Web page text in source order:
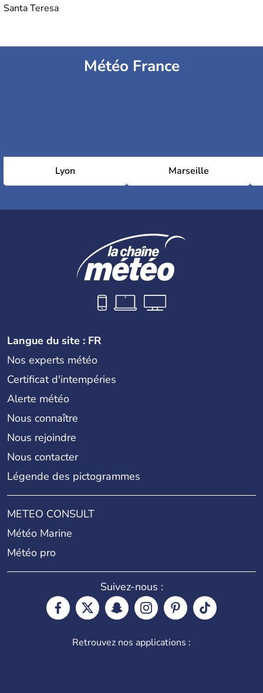
Santa Teresa
Météo France
Lyon Marseille
Langue du site : FR
Nos experts météo
Certificat d'intempéries
Alerte météo
Nous connaître
Nous rejoindre
Nous contacter
Légende des pictogrammes
METEO CONSULT
Météo Marine
Météo pro
Suivez-nous :
Retrouvez nos applications :